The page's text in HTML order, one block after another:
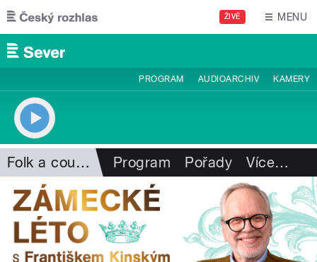
Přejít k hlavnímu obsahu
ŽIVĚ MENU
PROGRAM AUDIOARCHIV KAMERY
Folk a country Program Pořady Více…